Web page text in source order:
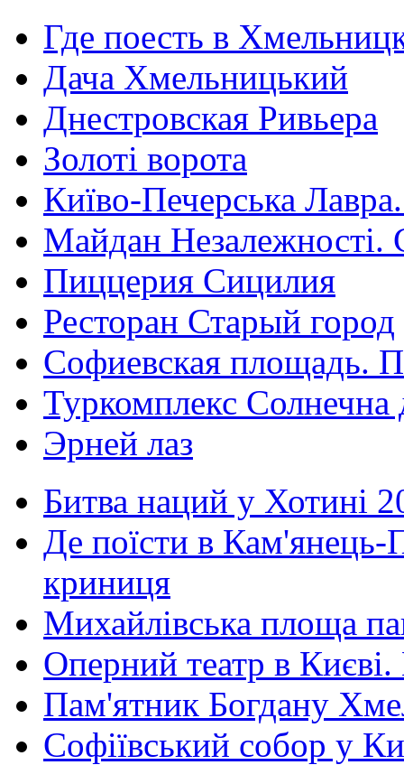
Где поесть в
Дача Хмельницький
Днестровская Ривьера
Золоті ворота
Київо-Печерська
Майдан Незалежності.
Пиццерия Сицилия
Ресторан Старый город
Софиевская площадь.
Туркомплекс Солнечна
Эрней лаз
Битва наций у Хотині
Де поїсти в Кам'янець-
криниця
Михайлівська площа
Оперний театр в
Пам'ятник Богдану
Софіївський собор у